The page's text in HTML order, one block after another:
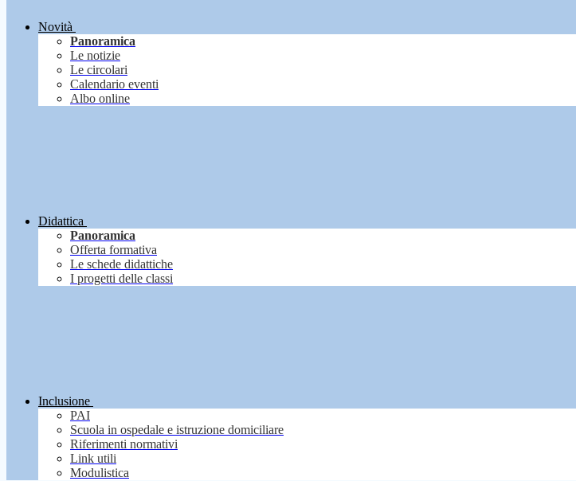
Novità
Panoramica
Le notizie
Le circolari
Calendario eventi
Albo online
Didattica
Panoramica
Offerta formativa
Le schede didattiche
I progetti delle classi
Inclusione
PAI
Scuola in ospedale e istruzione domiciliare
Riferimenti normativi
Link utili
Modulistica